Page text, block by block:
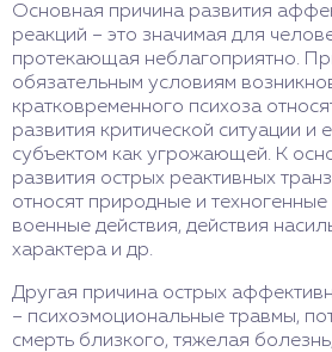
Основная причина развития
реакций – это значимая для
протекающая неблагоприятно.
обязательным условиям
кратковременного психоза
развития критической ситуации и
субъектом как угрожающей. К
развития острых реактивных
относят природные и
военные действия, действия
характера и др.
Другая причина острых
– психоэмоциональные травмы,
смерть близкого, тяжелая